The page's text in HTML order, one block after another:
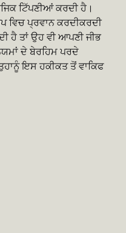
ਟਿੱਪਣੀਆਂ ਕਰਦੀ ਹੈ।
ਵਿਚ ਪ੍ਰਵਾਨ ਕਰਦੀਕਰਦੀ
ਹੈ ਤਾਂ ਉਹ ਵੀ ਆਪਣੀ ਜੀਭ
ਦੇ ਬੇਰਹਿਮ ਪਰਦੇ
ਇਸ ਹਕੀਕਤ ਤੋਂ ਵਾਕਿਫ